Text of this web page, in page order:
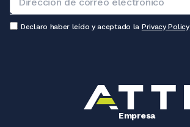
Declaro haber leído y aceptado la Privacy Policy
Empresa